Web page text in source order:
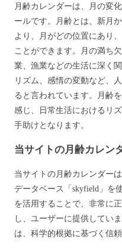
月齢カレンダーは、月の変
ールです。月齢とは、新月
より、月がどの位置にあり
ことができます。月の満ち
業、漁業などの生活に深く
リズム、感情の変動など、
ると言われています。月齢
感じ、日常生活におけるリ
手助けとなります。
当サイトの月齢カレン
当サイトの月齢カレンダー
データベース「skyfield」を
を活用することで、非常に
し、ユーザーに提供してい
は、科学的根拠に基づく信